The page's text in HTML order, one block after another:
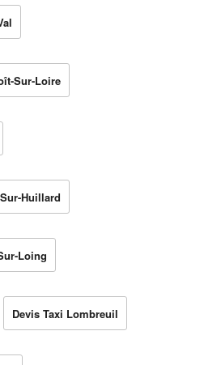
Sur-Loire
Huillard
Loing
Devis Taxi Lombreuil